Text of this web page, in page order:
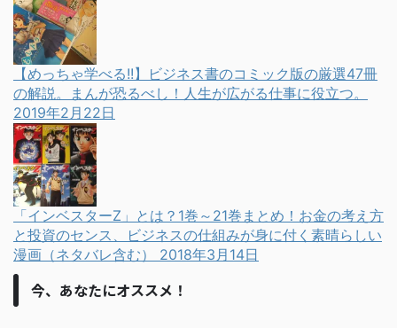
【めっちゃ学べる!!】ビジネス書のコミック版の厳選47冊
の解説。まんが恐るべし！人生が広がる仕事に役立つ。
2019年2月22日
「インベスターZ」とは？1巻～21巻まとめ！お金の考え方
と投資のセンス、ビジネスの仕組みが身に付く素晴らしい
漫画（ネタバレ含む） 2018年3月14日
今、あなたにオススメ！